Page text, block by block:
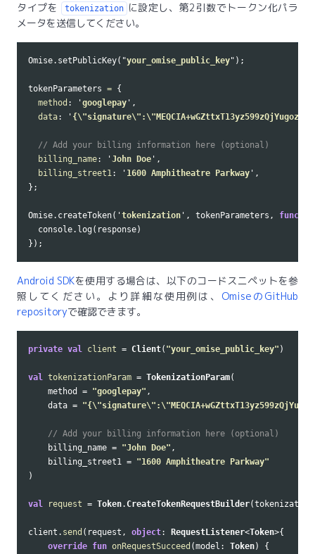
タイプを
tokenization に設定し、第2引数でトークン化パラ
メータを送信してください。
Omise. setPublicKey( "your_omise_public_key" );
tokenParameters = {
method : ' googlepay ' ,
data: ' {\"signature\":\
// Add your billing information here (optional)
billing_name: ' John Doe ' ,
billing_street1: ' 1600 Amphitheatre Parkway ' ,
};
Omise. createToken( ' tokenization ' , tokenParameters ,
console. log ( response)
});
Android SDKを使用する場合は、以下のコードスニペットを参
照してください。より詳細な使用例は、 OmiseのGitHub
repositoryで確認できます。
private val client = Client( "your_omise_public_key" )
val tokenizationParam = TokenizationParam(
method
= "googlepay" ,
data =
// Add your billing information here (optional)
billing_name = "John Doe" ,
billing_street1 = "1600 Amphitheatre Parkway"
)
val request = Token. CreateTokenRequestBuilder(tokenization
client . send ( request , object: RequestListener<Token>{
override fun onRequestSucceed (model : Token) {